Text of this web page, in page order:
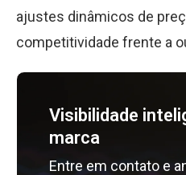
ajustes dinâmicos de
competitividade frente a
Visibilidade
marca
Entre em contato e